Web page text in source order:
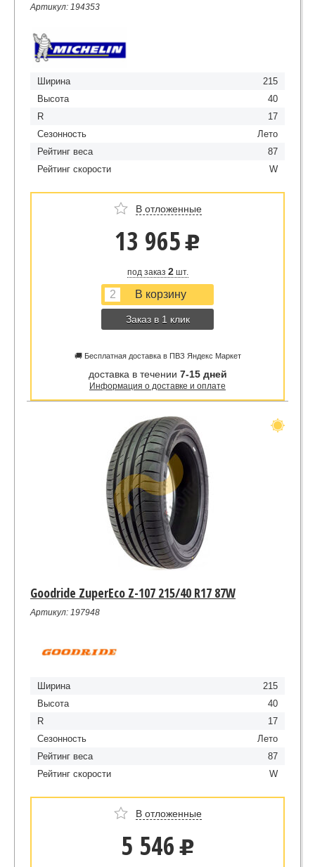
Артикул: 194353
Ширина
215
Высота
40
R
17
Сезонность
Лето
Рейтинг веса
87
Рейтинг скорости
W
В отложенные
13 965 u
под заказ 2шт.
Заказ в 1 клик
🚚 Бесплатная доставка в ПВЗ Яндекс Маркет
доставка в течении 7-15 дней
Информация о доставке и оплате
Goodride ZuperEco Z-107 215/40 R17 87W
Артикул: 197948
Ширина
215
Высота
40
R
17
Сезонность
Лето
Рейтинг веса
87
Рейтинг скорости
W
В отложенные
5 546 u